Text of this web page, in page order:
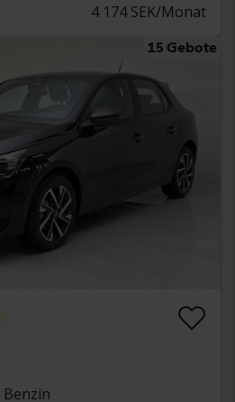
4 174 SEK/Monat
15 Gebote
Benzin